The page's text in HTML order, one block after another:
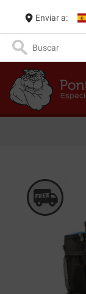
Enviar a: